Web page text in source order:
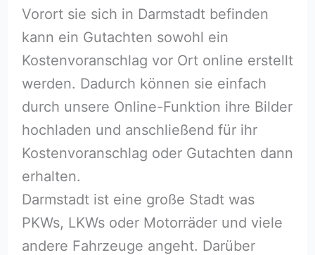
Vorort sie sich in Darmstadt befinden
kann ein Gutachten sowohl ein
Kostenvoranschlag vor Ort online erstellt
werden. Dadurch können sie einfach
durch unsere Online-Funktion ihre Bilder
hochladen und anschließend für ihr
Kostenvoranschlag oder Gutachten dann
erhalten.
Darmstadt ist eine große Stadt was
PKWs, LKWs oder Motorräder und viele
andere Fahrzeuge angeht. Darüber